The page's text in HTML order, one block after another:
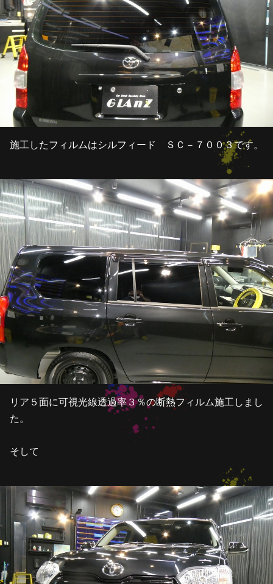
施工したフィルムはシルフィード ＳＣ－７００３です。
リア５面に可視光線透過率３％の断熱フィルム施工しまし
た。
そして